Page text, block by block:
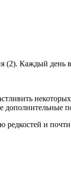
(2). Каждый день
дополнительные
и